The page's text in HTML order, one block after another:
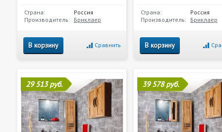
Страна:
Россия
Производитель: Бриклаер
В корзину Сравнить
Страна:
Россия
Производитель: Бриклаер
В корзину
29 513 руб. 39 578 руб.